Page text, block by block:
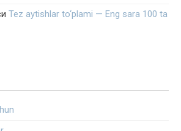
Tez aytishlar to‘plami — Eng sara 100 ta